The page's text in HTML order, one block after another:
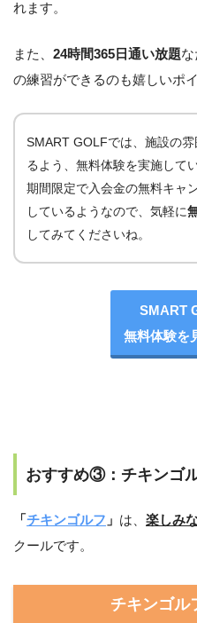
れます。
また、 24時間365日通い放題
の練習ができるのも嬉しいポイ
SMART GOLFでは、施設の雰
るよう、無料体験を実施してい
期間限定で入会金の無料キャ
しているようなので、気軽に
してみてくださいね。
SMART
無料体験を
おすすめ③：チキンゴ
「チキンゴルフ 」 は、 楽しみ
クールです。
チキンゴル